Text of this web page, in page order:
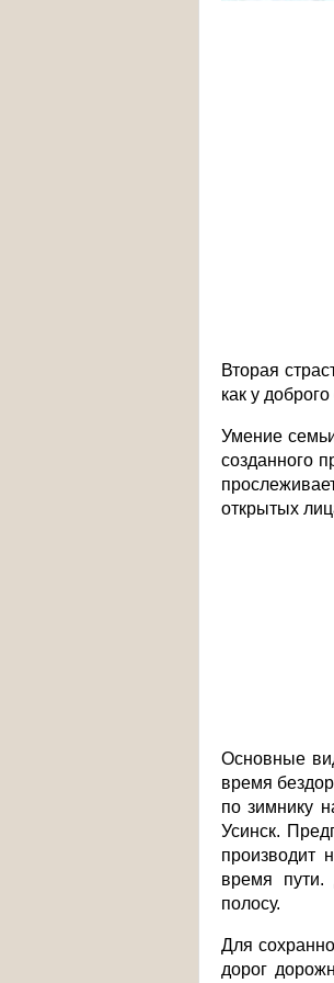
Вторая
как у
Умение
созданного
открытых
Основные
время
по зимнику
Усинск.
производит
время пути.
полосу.
Для
дорог